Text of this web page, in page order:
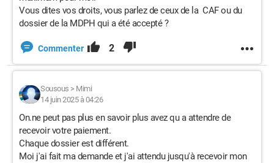
Vous dites vos droits, vous parlez de ceux de la CAF ou du
dossier de la MDPH qui a été accepté ?
Commenter 2
Sousous > Mimi
14 juin 2025 à 04:26
On.ne peut pas plus en savoir plus avez qu a attendre de
recevoir votre paiement.
Chaque dossier est différent.
Moi j'ai fait ma demande et j'ai attendu jusqu'à recevoir mon